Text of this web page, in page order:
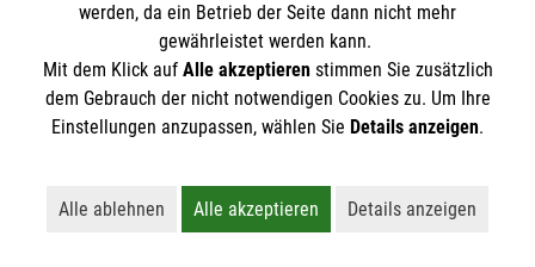
Newsletter abonnieren
Cookies verwalten Impressum | Datenschutz
werden, da ein Betrieb der Seite dann nicht mehr
gewährleistet werden kann.
Mit dem Klick auf Alle akzeptierenstimmen Sie zusätzlich
dem Gebrauch der nicht notwendigen Cookies zu. Um Ihre
Einstellungen anzupassen, wählen Sie Details anzeigen.
Alle ablehnen
Lehnt alle nicht-essentiellen Cookies ab
Alle akzeptieren
Akzeptiert alle Cookies
Details anzeigen